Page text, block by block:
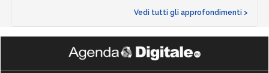
Vedi tutti gli approfondimenti >